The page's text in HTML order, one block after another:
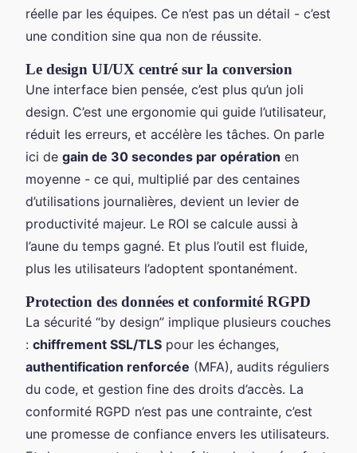
réelle par les équipes. Ce n’est pas un détail - c’est
une condition sine qua non de réussite.
Le design UI/UX centré sur la conversion
Une interface bien pensée, c’est plus qu’un joli
design. C’est une ergonomie qui guide l’utilisateur,
réduit les erreurs, et accélère les tâches. On parle
ici de gain de 30 secondes par opération en
moyenne - ce qui, multiplié par des centaines
d’utilisations journalières, devient un levier de
productivité majeur. Le ROI se calcule aussi à
l’aune du temps gagné. Et plus l’outil est fluide,
plus les utilisateurs l’adoptent spontanément.
Protection des données et conformité RGPD
La sécurité “by design” implique plusieurs couches
: chiffrement SSL/TLS pour les échanges,
authentification renforcée (MFA), audits réguliers
du code, et gestion fine des droits d’accès. La
conformité RGPD n’est pas une contrainte, c’est
une promesse de confiance envers les utilisateurs.